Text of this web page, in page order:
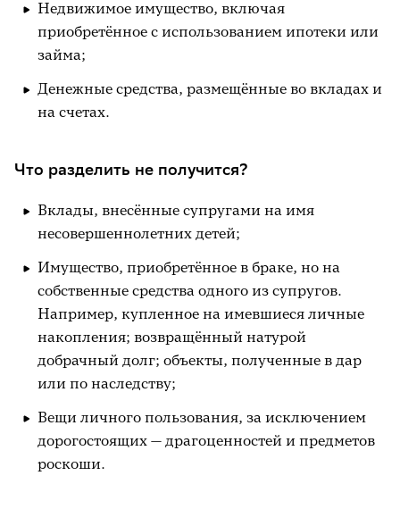
Недвижимое имущество, включая
приобретённое с использованием ипотеки или
займа;
Денежные средства, размещённые во вкладах и
на счетах.
Что разделить не получится?
Вклады, внесённые супругами на имя
несовершеннолетних детей;
Имущество, приобретённое в браке, но на
собственные средства одного из супругов.
Например, купленное на имевшиеся личные
накопления; возвращённый натурой
добрачный долг; объекты, полученные в дар
или по наследству;
Вещи личного пользования, за исключением
дорогостоящих — драгоценностей и предметов
роскоши.